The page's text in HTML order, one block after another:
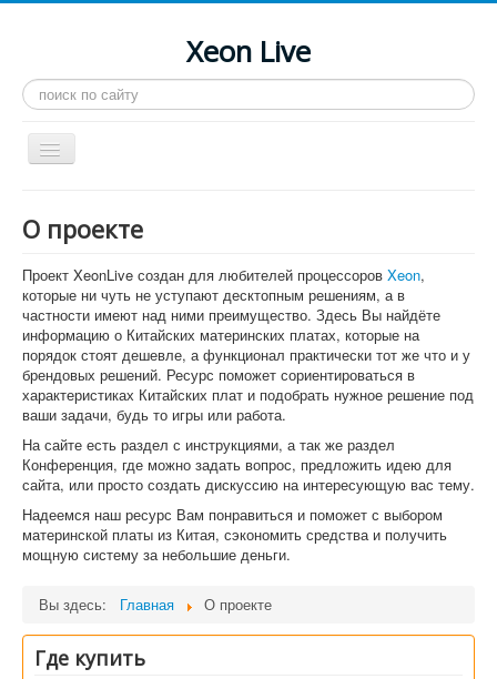
Xeon Live
Искать...
Toggle
Navigation
LGA 2011-3
LGA 2011
Процессоры
Инструкции
Рейтинги
Конференция
Системные программы
О проекте
Проект XeonLive создан для любителей процессоров Xeon,
которые ни чуть не уступают десктопным решениям, а в
частности имеют над ними преимущество. Здесь Вы найдёте
информацию о Китайских материнских платах, которые на
порядок стоят дешевле, а функционал практически тот же что и у
брендовых решений. Ресурс поможет сориентироваться в
характеристиках Китайских плат и подобрать нужное решение под
ваши задачи, будь то игры или работа.
На сайте есть раздел с инструкциями, а так же раздел
Конференция, где можно задать вопрос, предложить идею для
сайта, или просто создать дискуссию на интересующую вас тему.
Надеемся наш ресурс Вам понравиться и поможет с выбором
материнской платы из Китая, сэкономить средства и получить
мощную систему за небольшие деньги.
Вы здесь: Главная О проекте
Где купить